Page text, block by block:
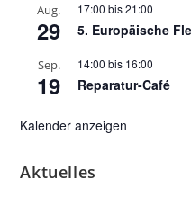
Aug.
29
17:00 bis21:00
5. Europäische
Sep.
19
14:00 bis 16:00
Reparatur-Café
Kalender anzeigen
Aktuelles